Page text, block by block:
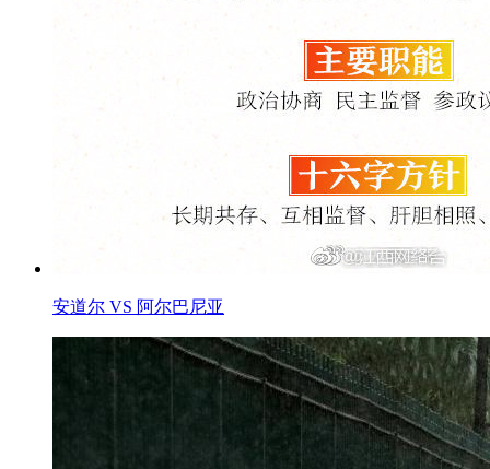
安道尔 VS 阿尔巴尼亚